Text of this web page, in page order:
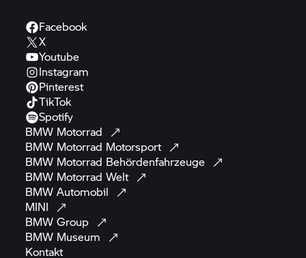
Facebook
X
Youtube
Instagram
Pinterest
TikTok
Spotify
BMW Motorrad
BMW Motorrad Motorsport
BMW Motorrad Behördenfahrzeuge
BMW Motorrad Welt
BMWAutomobil
MINI
BMWGroup
BMW Museum
Kontakt